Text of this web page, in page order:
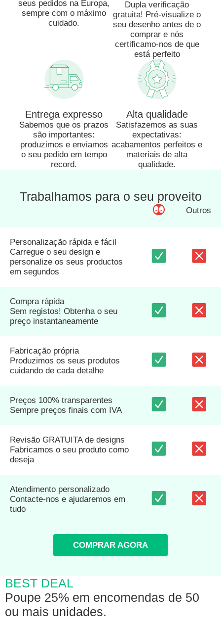
seus pedidos na Europa,
sempre com o máximo
cuidado.
Dupla verificação
gratuita! Pré-visualize o
seu desenho antes de o
comprar e nós
certificamo-nos de que
está perfeito
Entrega expresso
Sabemos que os prazos
são importantes:
produzimos e enviamos
o seu pedido em tempo
record.
Alta qualidade
Satisfazemos as suas
expectativas:
acabamentos perfeitos e
materiais de alta
qualidade.
Trabalhamos para o seu proveito
Outros
Personalização rápida e fácil
Carregue o seu design e
personalize os seus productos
em segundos
Compra rápida
Sem registos! Obtenha o seu
preço instantaneamente
Fabricação própria
Produzimos os seus produtos
cuidando de cada detalhe
Preços 100% transparentes
Sempre preços finais com IVA
Revisão GRATUITA de designs
Fabricamos o seu produto como
deseja
Atendimento personalizado
Contacte-nos e ajudaremos em
tudo
COMPRAR AGORA
BEST DEAL
Poupe 25% em encomendas de 50
ou mais unidades.